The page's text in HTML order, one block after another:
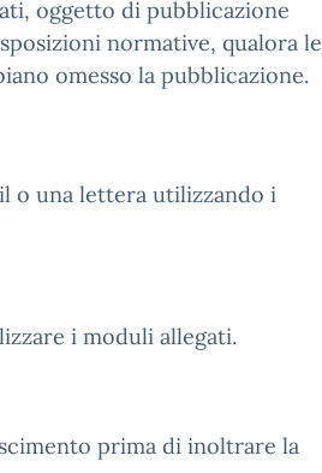
oggetto di pubblicazione
normative, qualora le
omesso la pubblicazione.
o una lettera utilizzando i
i moduli allegati.
prima di inoltrare la